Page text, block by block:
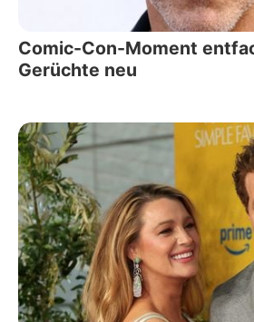
Comic-Con-Moment
Gerüchte neu